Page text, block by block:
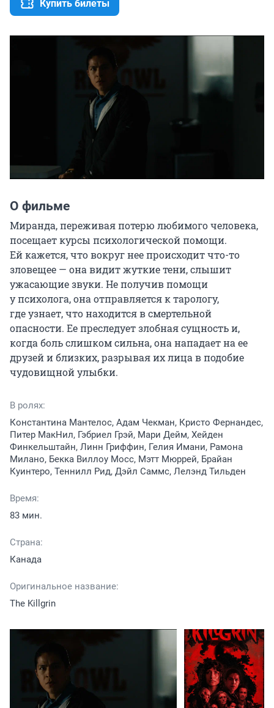
Купить билеты
О фильме
Миранда, переживая потерю любимого человека,
посещает курсы психологической помощи.
Ей кажется, что вокруг нее происходит что-то
зловещее — она видит жуткие тени, слышит
ужасающие звуки. Не получив помощи
у психолога, она отправляется к тарологу,
где узнает, что находится в смертельной
опасности. Ее преследует злобная сущность и,
когда боль слишком сильна, она нападает на ее
друзей и близких, разрывая их лица в подобие
чудовищной улыбки.
В ролях:
Константина Мантелос, Адам Чекман, Кристо Фернандес,
Питер МакНил, Гэбриел Грэй, Мари Дейм, Хейден
Финкельштайн, Линн Гриффин, Гелия Имани, Рамона
Милано, Бекка Виллоу Мосс, Мэтт Мюррей, Брайан
Куинтеро, Теннилл Рид, Дэйл Саммс, Лелэнд Тильден
Время:
83 мин.
Страна:
Канада
Оригинальное название:
The Killgrin